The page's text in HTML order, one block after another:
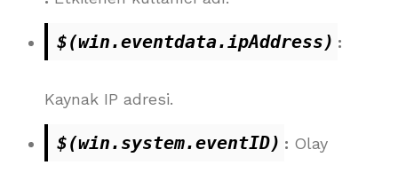
$(win.eventdata.ipAddress) :
Kaynak IP adresi.
$(win.system.eventID) : Olay